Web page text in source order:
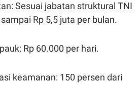
Sesuai jabatan struktural TNI
Rp 5,5 juta per bulan.
Rp 60.000 per hari.
keamanan: 150 persen dari